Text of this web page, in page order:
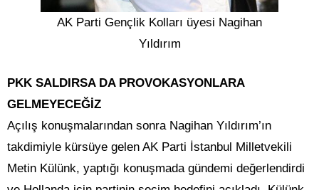
AK Parti Gençlik Kolları üyesi Nagihan
Yıldırım
PKK SALDIRSA DA PROVOKASYONLARA
GELMEYECEĞİZ
Açılış konuşmalarından sonra Nagihan Yıldırım’ın
takdimiyle kürsüye gelen AK Parti İstanbul Milletvekili
Metin Külünk, yaptığı konuşmada gündemi değerlendirdi